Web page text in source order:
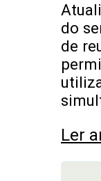
do
de
Ler